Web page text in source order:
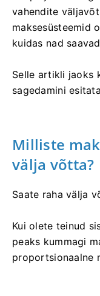
vahendite
maksesüsteemid
kuidas nad
Selle artikli jaoks
sagedamini
Milliste
välja võtta?
Saate raha välja
Kui olete teinud
peaks kummagi
proportsionaalne